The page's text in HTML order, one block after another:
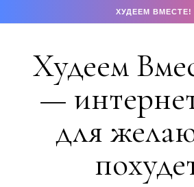
Перейти к содержимомуХУДЕЕМ ВМЕСТЕ!
Худеем
—
для